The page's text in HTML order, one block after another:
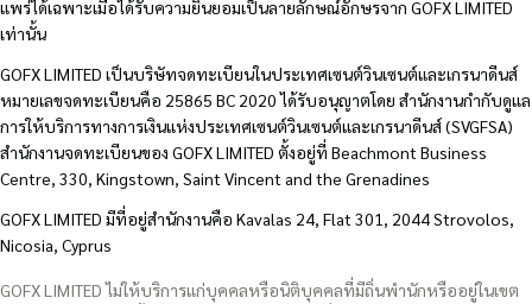
แพร่ได้เฉพาะเมื่อได้รับความยินยอมเป็นลายลักษณ์อักษรจาก GOFX LIMITED
เท่านั้น
GOFX LIMITED เป็นบริษัทจดทะเบียนในประเทศเซนต์วินเซนต์และเกรนาดีนส์
หมายเลขจดทะเบียนคือ 25865 BC 2020 ได้รับอนุญาตโดย สำนักงานกำกับดูแล
การให้บริการทางการเงินแห่งประเทศเซนต์วินเซนต์และเกรนาดีนส์ (SVGFSA)
สำนักงานจดทะเบียนของ GOFX LIMITED ตั้งอยู่ที่ Beachmont Business
Centre, 330, Kingstown, Saint Vincent and the Grenadines
GOFX LIMITED มีที่อยู่สำนักงานคือ Kavalas 24, Flat 301, 2044 Strovolos,
Nicosia, Cyprus
GOFX LIMITED ไม่ให้บริการแก่บุคคลหรือนิติบุคคลที่มีถิ่นพำนักหรืออยู่ในเขต